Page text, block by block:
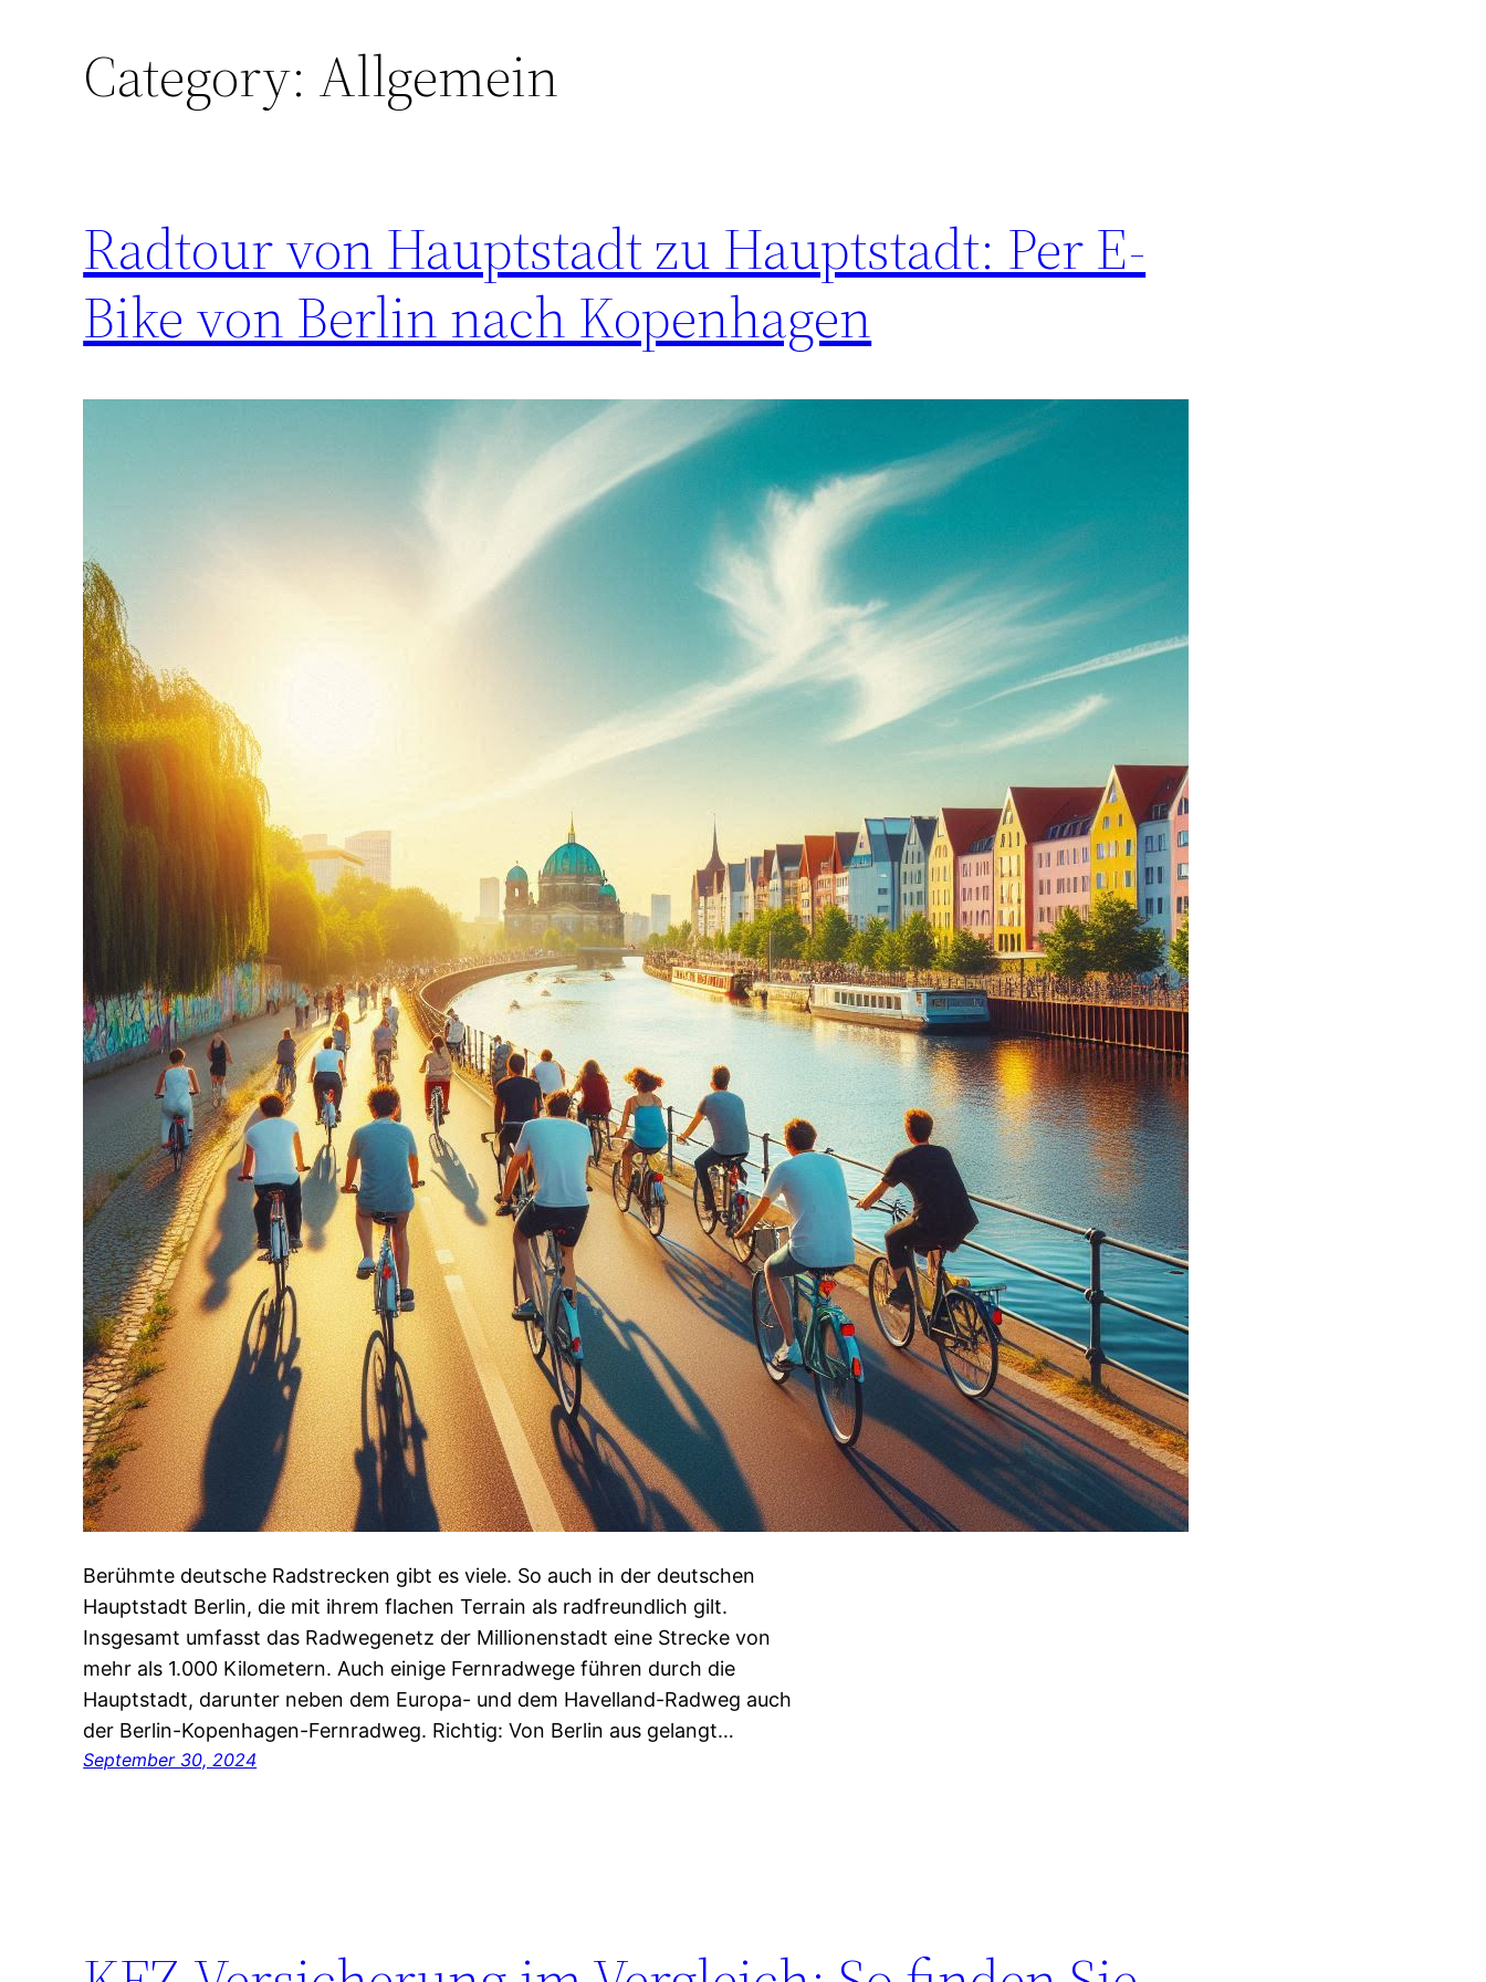
Category: Allgemein
Radtour von Hauptstadt zu Hauptstadt: Per E-
Bike von Berlin nach Kopenhagen
Berühmte deutsche Radstrecken gibt es viele. So auch in der deutschen
Hauptstadt Berlin, die mit ihrem flachen Terrain als radfreundlich gilt.
Insgesamt umfasst das Radwegenetz der Millionenstadt eine Strecke von
mehr als 1.000 Kilometern. Auch einige Fernradwege führen durch die
Hauptstadt, darunter neben dem Europa- und dem Havelland-Radweg auch
der Berlin-Kopenhagen-Fernradweg. Richtig: Von Berlin aus gelangt…
September 30, 2024